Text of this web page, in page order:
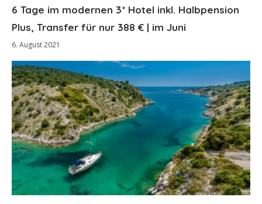
6 Tage im modernen 3* Hotel inkl. Halbpension
Plus, Transfer für nur 388 € | im Juni
6. August 2021